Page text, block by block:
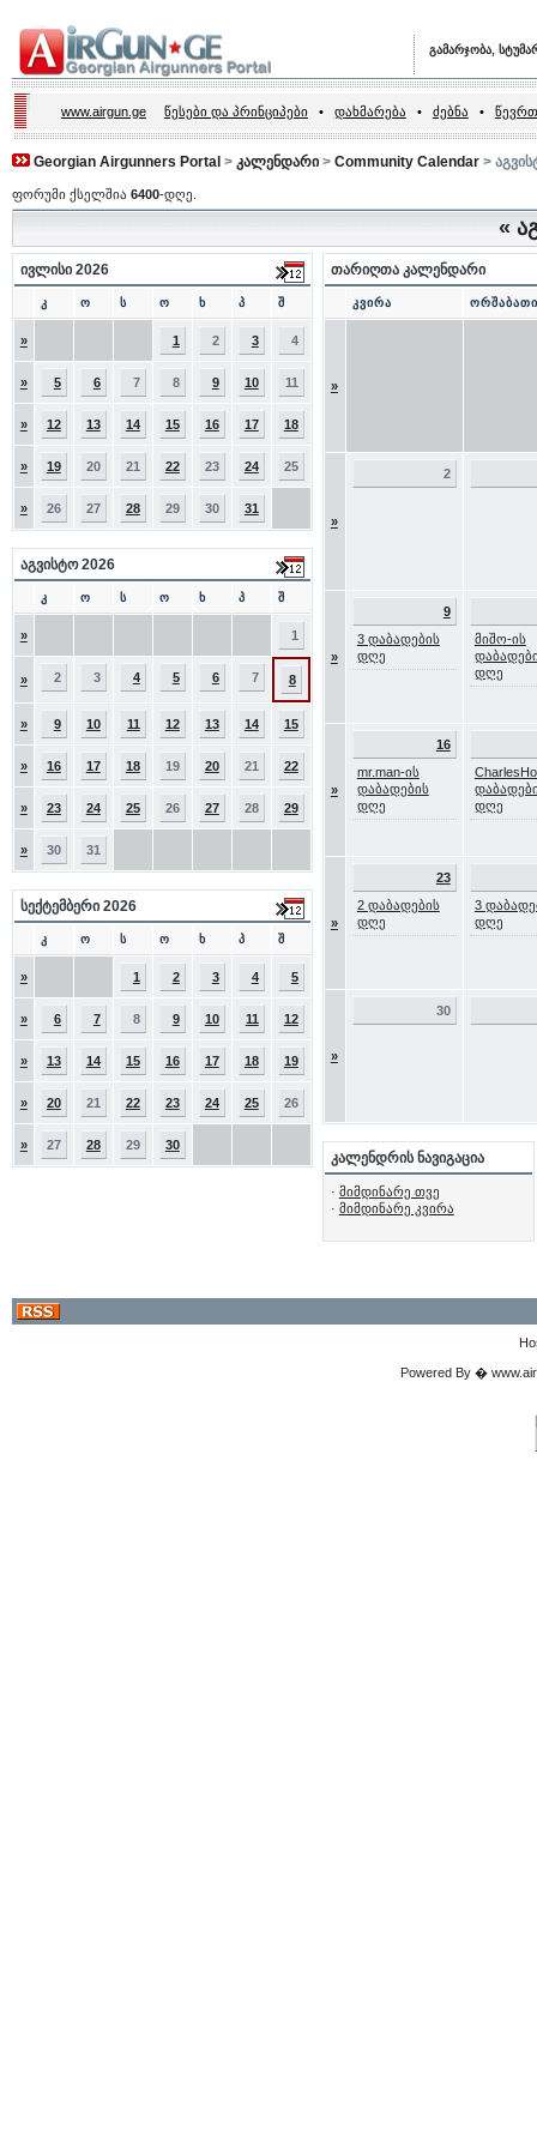
გამარჯობა,
www.airgun.ge წესები და პრინციპები • დახმარება • ძებნა •
Georgian Airgunners Portal > კალენდარი> Community Calendar>
ფორუმი ქსელშია 6400-დღე.
«
ივლისი 2026
კ ო ს ო ხ პ შ
» 1 2 3 4
» 5 6 7 8 9 10 11
» 12 13 14 15 16 17 18
» 19 20 21 22 23 24 25
» 26 27 28 29 30 31
აგვისტო 2026
კ ო ს ო ხ პ შ
» 1
» 2 3 4 5 6 7 8
» 9 10 11 12 13 14 15
» 16 17 18 19 20 21 22
» 23 24 25 26 27 28 29
» 30 31
სექტემბერი 2026
კ ო ს ო ხ პ შ
» 1 2 3 4 5
» 6 7 8 9 10 11 12
» 13 14 15 16 17 18 19
» 20 21 22 23 24 25 26
» 27 28 29 30
თარიღთა კალენდარი
კვირა ორშაბათი
»
»
2
»
9
3 დაბადების
დღე
მიშო-ის
დღე
»
16
mr.man-ის
დაბადების
დღე
დღე
»
23
2 დაბადების
დღე
3
დღე
»
30
კალენდრის ნავიგაცია
· მიმდინარე თვე
· მიმდინარე კვირა
Powered By �